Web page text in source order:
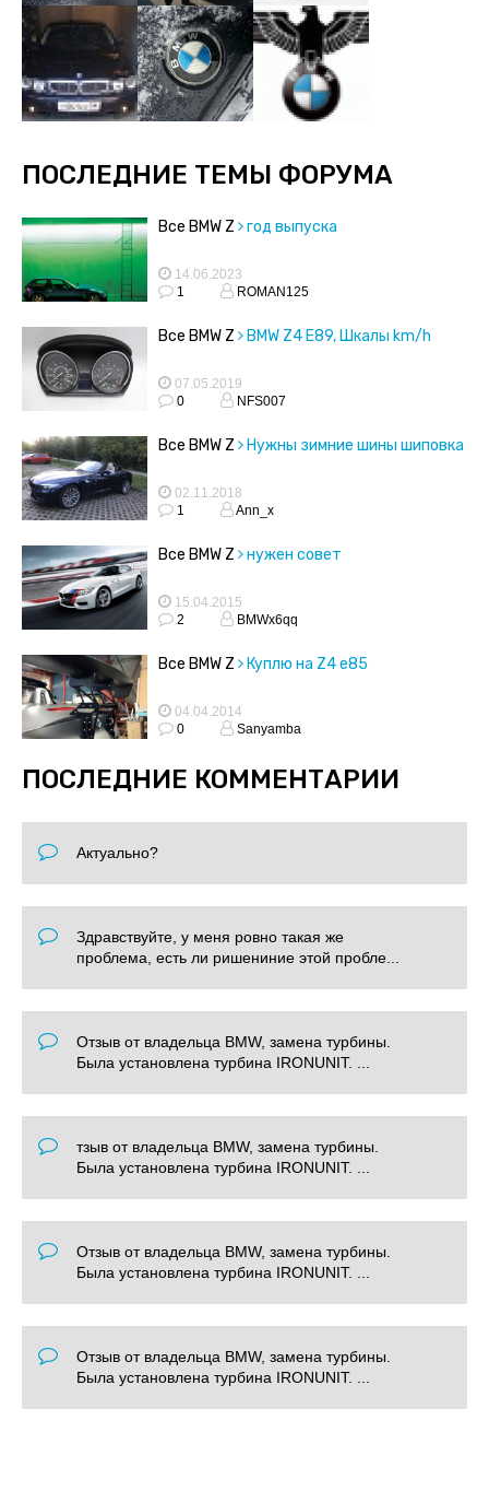
ПОСЛЕДНИЕ ТЕМЫ ФОРУМА
Все BMW Z год выпуска
14.06.2023
1
ROMAN125
Все BMW Z BMW Z4 E89, Шкалы km/h
07.05.2019
0
NFS007
Все BMW Z Нужны зимние шины шиповка
02.11.2018
1
Ann_x
Все BMW Z нужен совет
15.04.2015
2
BMWx6qq
Все BMW Z Куплю на Z4 е85
04.04.2014
0
Sanyamba
ПОСЛЕДНИЕ КОММЕНТАРИИ
Актуально?
Здравствуйте, у меня ровно такая же
проблема, есть ли ришениние этой пробле...
Отзыв от владельца BMW, замена турбины.
Была установлена турбина IRONUNIT. ...
тзыв от владельца BMW, замена турбины.
Была установлена турбина IRONUNIT. ...
Отзыв от владельца BMW, замена турбины.
Была установлена турбина IRONUNIT. ...
Отзыв от владельца BMW, замена турбины.
Была установлена турбина IRONUNIT. ...